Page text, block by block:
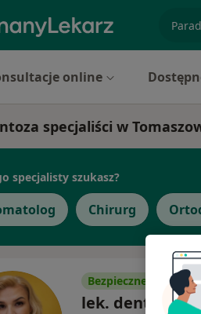
online
specjaliści w
specjalisty szukasz?
Chirurg
Bezpieczne płatności
lek. dent. Ewa